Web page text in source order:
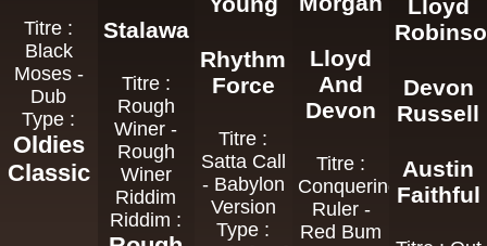
Titre :
Black
Moses -
Dub
Type :
Oldies
Classic
Stalawa
Titre :
Rough
Winer -
Rough
Winer
Riddim
Riddim :
Rhythm
Force
Titre :
Satta Call
- Babylon
Version
Type :
Lloyd
And
Devon
Titre :
Conquering
Ruler -
Red Bum
Lloyd
Devon
Russell
Austin
Faithful